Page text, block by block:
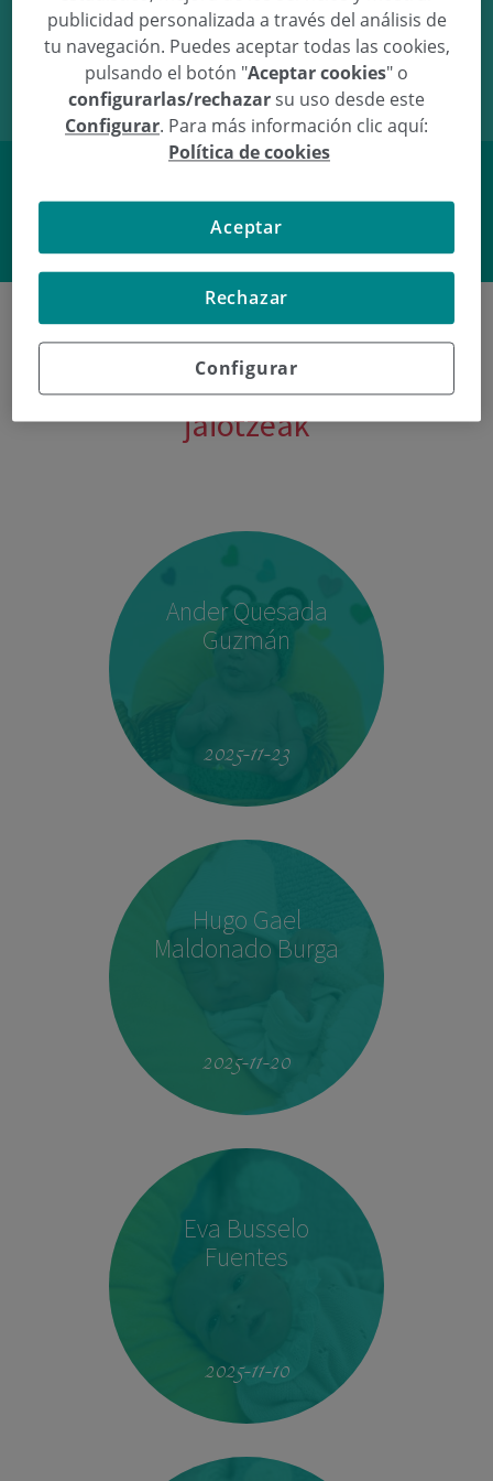
05/11/09 10:51 4.27Kg 52cm
Facebook Twitter
Poliklinika Gipuzkoako azken
jaiotzeak
Ander Quesada
Guzmán
2025-11-23
Hugo Gael
Maldonado Burga
2025-11-20
Eva Busselo
Fuentes
2025-11-10
publicidad personalizada a través del análisis de
tu navegación. Puedes aceptar todas las cookies,
pulsando el botón "Aceptar cookies" o
configurarlas/rechazarsu uso desde este
Configurar. Para más información clic aquí:
Política de cookies
Configurar
Rechazar
Aceptar